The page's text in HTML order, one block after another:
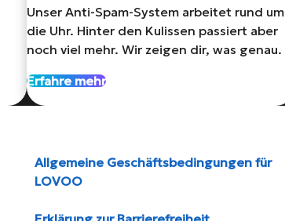
Unser Anti-Spam-System arbeitet rund um
die Uhr. Hinter den Kulissen passiert aber
noch viel mehr. Wir zeigen dir, was genau.
Erfahre mehr
Allgemeine Geschäftsbedingungen für
LOVOO